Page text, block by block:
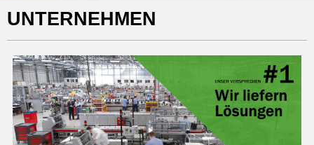
UNTERNEHMEN